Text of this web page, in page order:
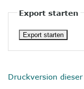
4Unsere Leistungen
5
Wissenswertes
6
Unterstützen
Export starten
Druckversion